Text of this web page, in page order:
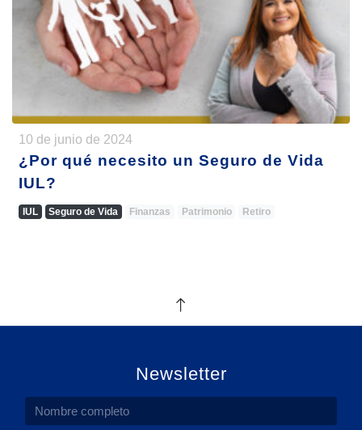
10 de junio de 2024
¿Por qué necesito un Seguro de Vida
IUL?
IUL Seguro de Vida Finanzas Patrimonio Retiro
Newsletter